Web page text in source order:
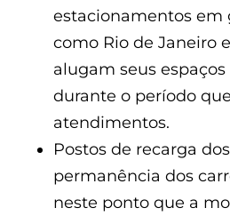
estacionamentos em
como Rio de Janeiro
alugam seus
durante o período
atendimentos.
Postos de recarga
permanência dos
neste ponto que a